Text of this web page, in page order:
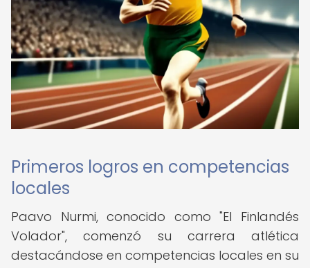
Primeros logros en competencias
locales
Paavo Nurmi, conocido como "El Finlandés
Volador", comenzó su carrera atlética
destacándose en competencias locales en su